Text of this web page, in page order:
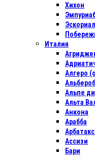
Хихон
Эскориал
Италия
Алгеро
Альпе
Альта
Анкона
Арабба
Ассизи
Бари